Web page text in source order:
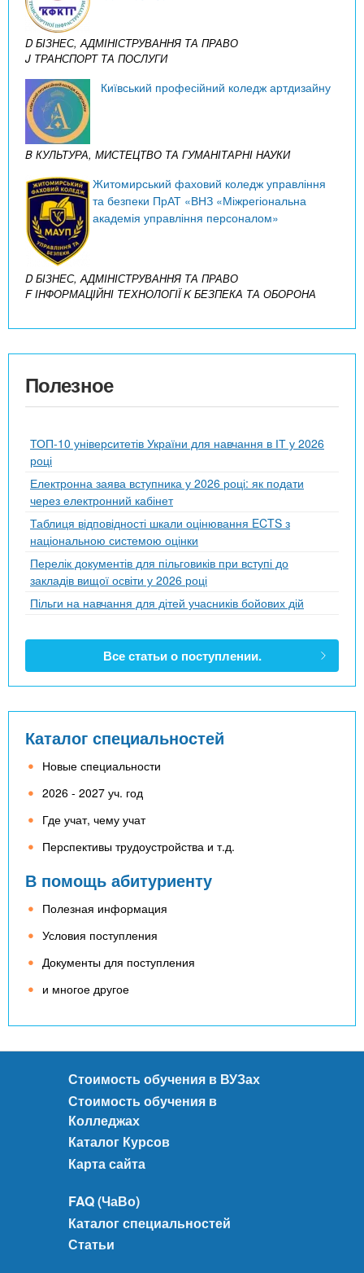
D БІЗНЕС, АДМІНІСТРУВАННЯ ТА ПРАВО
J ТРАНСПОРТ ТА ПОСЛУГИ
Київський професійний коледж артдизайну
B КУЛЬТУРА, МИСТЕЦТВО ТА ГУМАНІТАРНІ НАУКИ
Житомирський фаховий коледж управління
та безпеки ПрАТ «ВНЗ «Міжрегіональна
академія управління персоналом»
D БІЗНЕС, АДМІНІСТРУВАННЯ ТА ПРАВО
F ІНФОРМАЦІЙНІ ТЕХНОЛОГІЇK БЕЗПЕКА ТА ОБОРОНА
Полезное
ТОП-10 університетів України для навчання в ІТ у 2026
році
Електронна заява вступника у 2026 році: як подати
через електронний кабінет
Таблиця відповідності шкали оцінювання ECTS з
національною системою оцінки
Перелік документів для пільговиків при вступі до
закладів вищої освіти у 2026 році
Пільги на навчання для дітей учасників бойових дій
Все статьи о поступлении.
Каталог специальностей
Новые специальности
2026 - 2027 уч. год
Где учат, чему учат
Перспективы трудоустройства и т.д.
В помощь абитуриенту
Полезная информация
Условия поступления
Документы для поступления
и многое другое
Стоимость обучения в ВУЗах
Стоимость обучения в
Колледжах
Каталог Курсов
Карта сайта
FAQ (ЧаВо)
Каталог специальностей
Статьи